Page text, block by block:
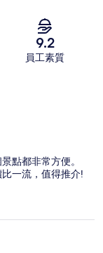
9.2
員工素質
點都非常方便。
一流，值得推介!